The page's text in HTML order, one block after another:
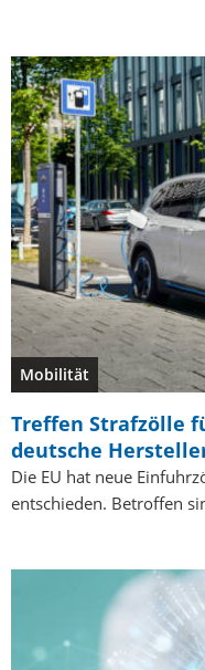
Mobilität
Treffen Strafzölle
deutsche
Die EU hat neue
entschieden. Betroffen